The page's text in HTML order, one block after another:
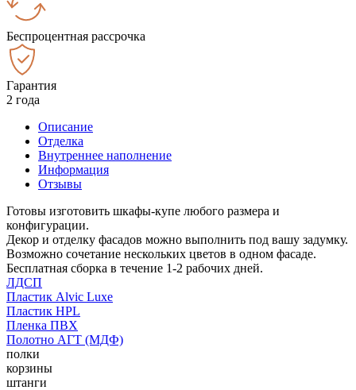
Беспроцентная рассрочка
Гарантия
2 года
Описание
Отделка
Внутреннее наполнение
Информация
Отзывы
Готовы изготовить шкафы-купе любого размера и
конфигурации.
Декор и отделку фасадов можно выполнить под вашу задумку.
Возможно сочетание нескольких цветов в одном фасаде.
Бесплатная сборка в течение 1-2 рабочих дней.
ЛДСП
Пластик Alvic Luxe
Пластик HPL
Пленка ПВХ
Полотно АГТ (МДФ)
полки
корзины
штанги